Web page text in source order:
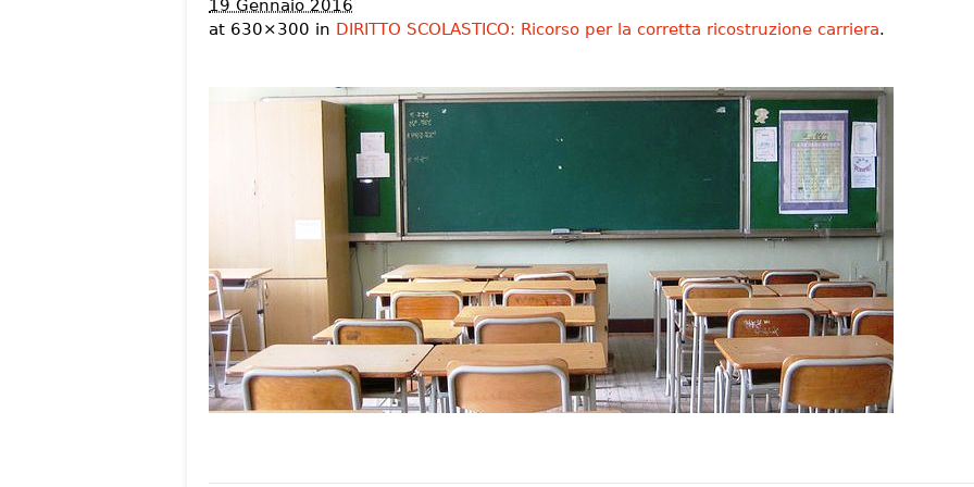
19 Gennaio 2016
at 630×300 in DIRITTO SCOLASTICO: Ricorso per la corretta ricostruzione carriera.